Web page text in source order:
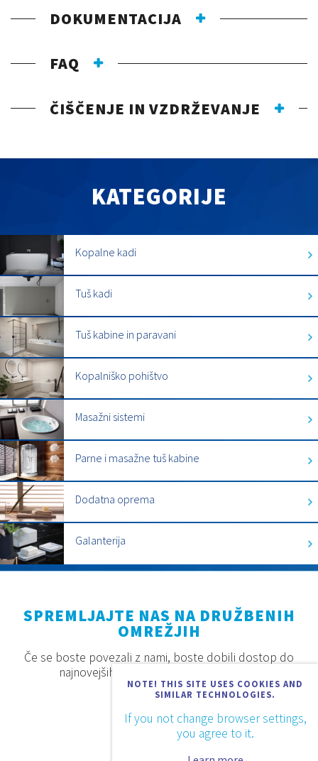
DOKUMENTACIJA
FAQ
ČIŠČENJE IN VZDRŽEVANJE
KATEGORIJE
Kopalne kadi
Tuš kadi
Tuš kabine in paravani
Kopalniško pohištvo
Masažni sistemi
Parne i masažne tuš kabine
Dodatna oprema
Galanterija
NOTE! THIS SITE USES COOKIES AND
SIMILAR TECHNOLOGIES.
If you not change browser settings,
you agree to it.
SPREMLJAJTE NAS NA DRUŽBENIH
OMREŽJIH
Če se boste povezali z nami, boste dobili dostop do
najnovejših proizvodov, akcij in novosti.